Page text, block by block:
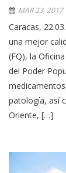
MAR 23, 2017
Caracas,
una mejor
(FQ), la
del Poder
patología, así
Oriente, […]